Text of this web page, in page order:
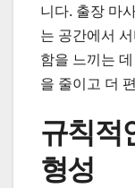
니다. 출장 마
는 공간에서
함을 느끼는
을 줄이고 더
규칙적
형성